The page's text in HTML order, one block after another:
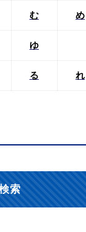
む め
ゆ
る れ
索